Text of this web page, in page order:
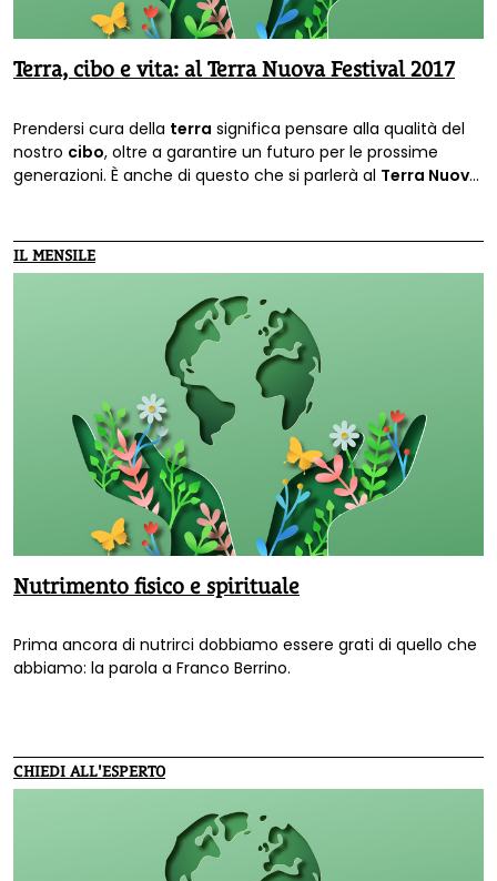
Terra, cibo e vita: al Terra Nuova Festival 2017
Prendersi cura della terra significa pensare alla qualità del
nostro cibo, oltre a garantire un futuro per le prossime
generazioni. È anche di questo che si parlerà al Terra Nuova
IL MENSILE
Nutrimento fisico e spirituale
Prima ancora di nutrirci dobbiamo essere grati di quello che
abbiamo: la parola a Franco Berrino.
CHIEDI ALL'ESPERTO